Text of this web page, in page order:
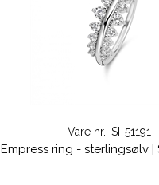
Vare nr.: SI-51191
Empress ring - sterlingsølv |